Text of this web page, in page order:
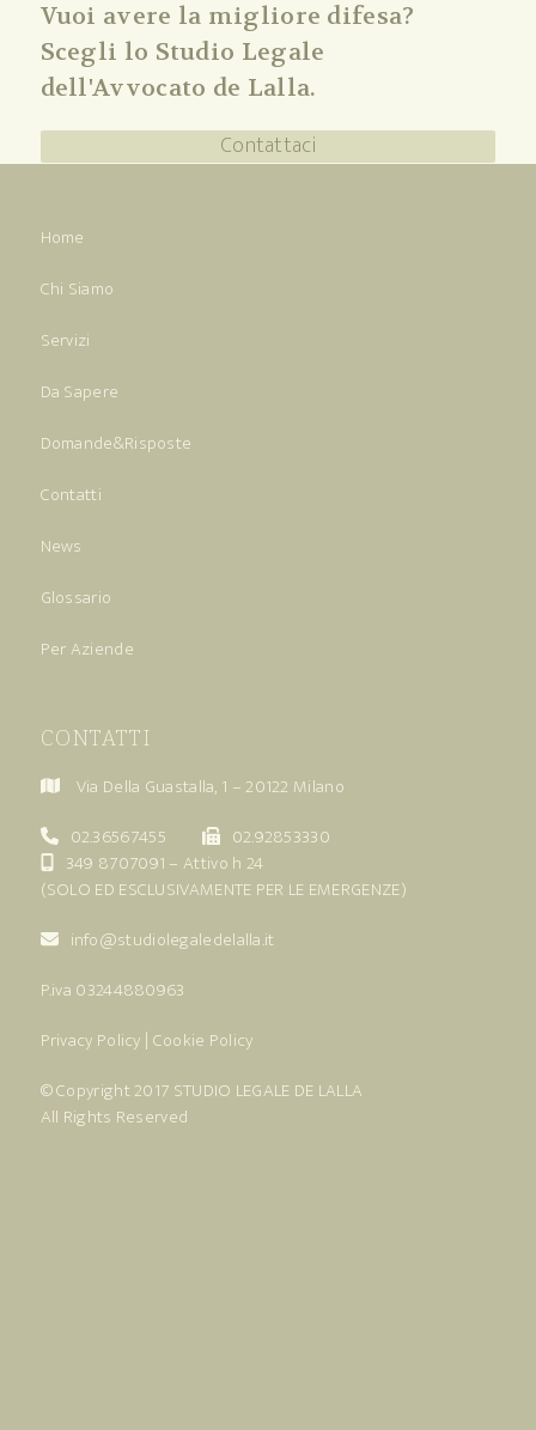
Vuoi avere la migliore difesa?
Scegli lo Studio Legale
dell'Avvocato de Lalla.
Contattaci
Home
Chi Siamo
Servizi
Da Sapere
Domande&Risposte
Contatti
News
Glossario
Per Aziende
CONTATTI
Via Della Guastalla, 1 – 20122 Milano
02.36567455
02.92853330
349 8707091 – Attivo h 24
(SOLO ED ESCLUSIVAMENTE PER LE EMERGENZE)
info@studiolegaledelalla.it
P.iva 03244880963
Privacy Policy | Cookie Policy
© Copyright 2017 STUDIO LEGALE DE LALLA
All Rights Reserved